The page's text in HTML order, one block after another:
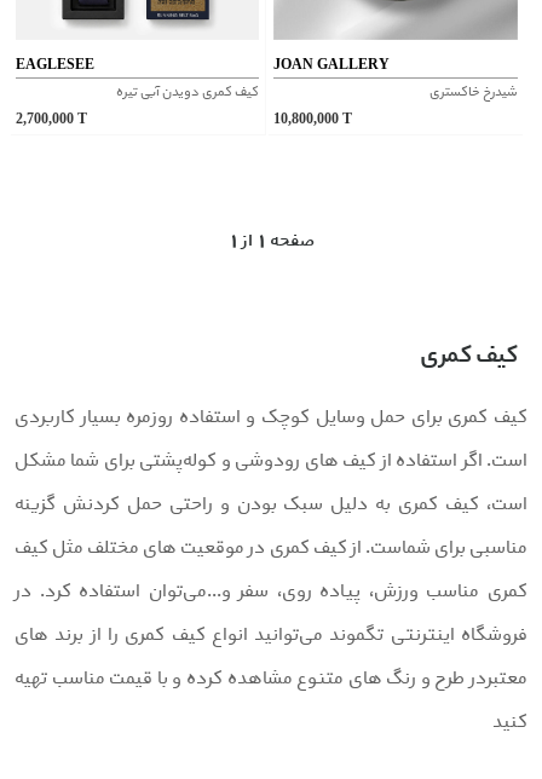
EAGLESEE
کیف کمری دویدن آبی تیره
2,700,000
JOAN GALLERY
شیدرخ خاکستری
10,800,000
1 صفحه 1 از
کیف کمری
کمری برای حمل وسایل کوچک و استفاده روزمره بسیار کاربردی
اگر استفاده از کیف های رودوشی و کوله‌پشتی برای شما مشکل
کیف کمری به دلیل سبک بودن و راحتی حمل کردنش گزینه
برای شماست. از کیف کمری در موقعیت های مختلف مثل کیف
مناسب ورزش، پیاده روی، سفر و...می‌توان استفاده کرد. در
اینترنتی تگموند می‌توانید انواع کیف کمری را از برند های
طرح و رنگ های متنوع مشاهده کرده و با قیمت مناسب تهیه